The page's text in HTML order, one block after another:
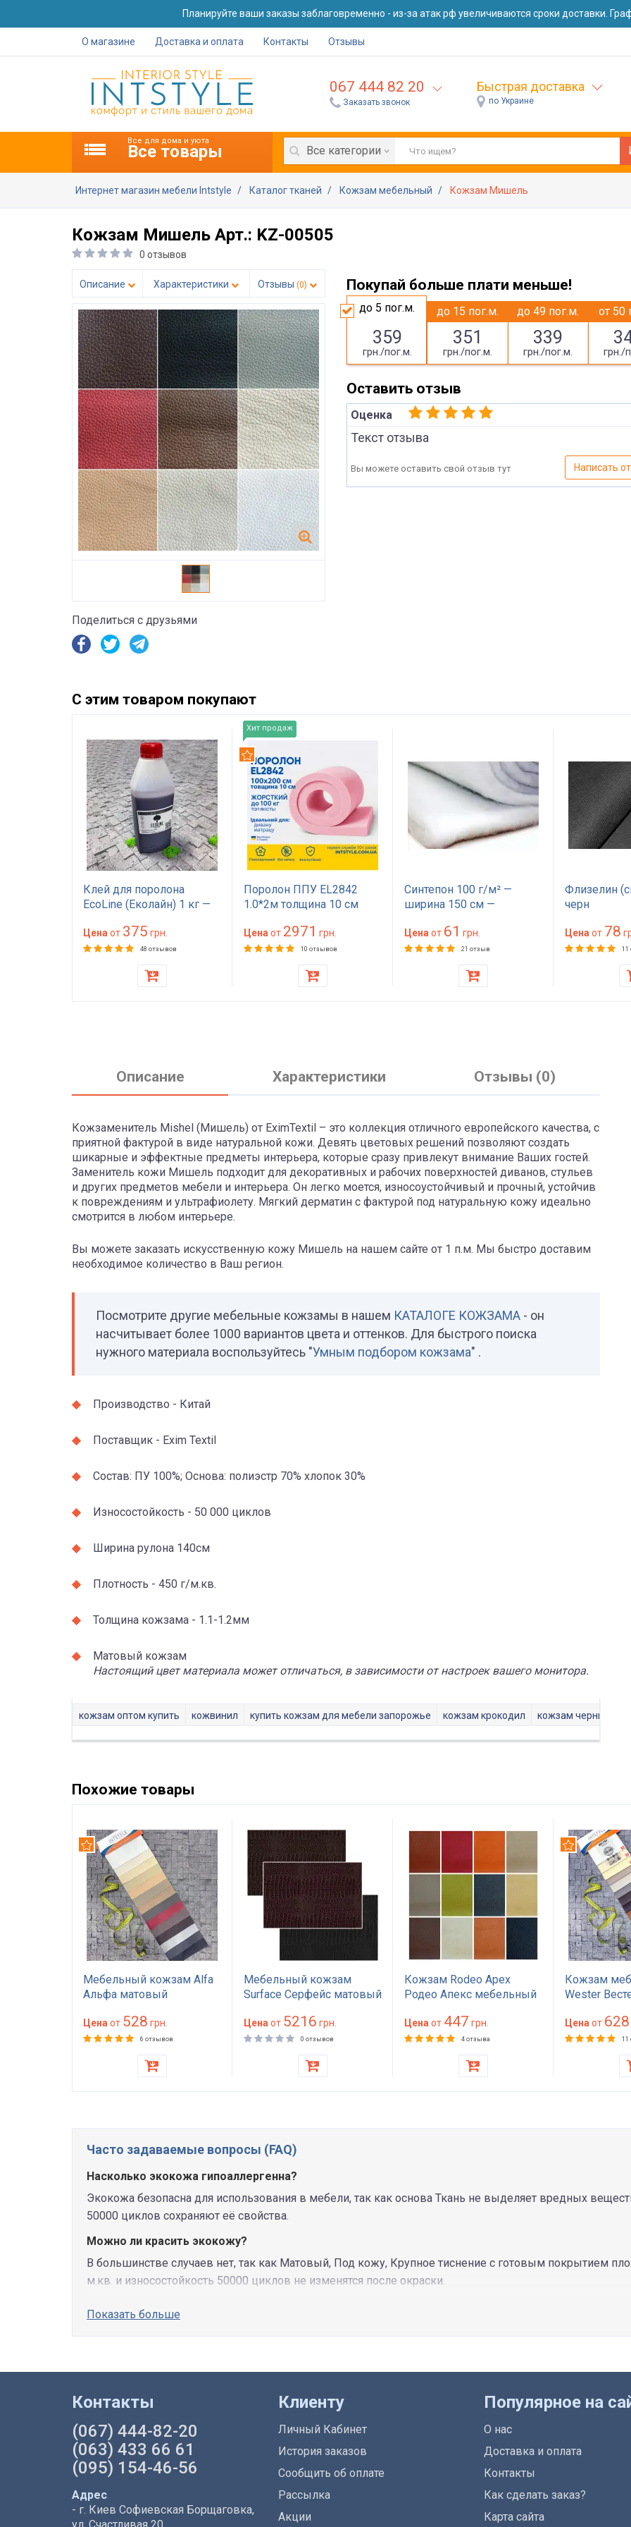
Планируйте ваши заказы заблаговременно - из-за атак рф увеличиваются сроки доставки.
О магазине Доставка и оплата Контакты Отзывы
067 444 82 20
Заказать звонок
Быстрая доставка
по Украине
Все для дома и уюта
Все товары Все категории
Интернет магазин мебели Intstyle Каталог тканей Кожзам мебельный Кожзам Мишель
Кожзам Мишель Арт.: KZ-00505
0 отзывов
Описание Характеристики Отзывы (0)
Поделиться с друзьями
Покупай больше плати меньше!
до 5 пог.м.
359
грн./пог.м.
до 15 пог.м.
351
грн./пог.м.
до 49 пог.м.
339
грн./пог.м.
от 50
грн./
Оставить отзыв
Оценка
Текст отзыва
Вы можете оставить свой отзыв тут Написать
С этим товаром покупают
Клей для поролона
EcoLine (Еколайн) 1 кг —
красного цвета
Цена от 375 грн.
48 отзывов
Хит продаж
Поролон ППУ EL2842
1.0*2м толщина 10 см
(1000х2000) жесткий для
матраса, топпера, дивана,
Цена от 2971 грн.
10 отзывов
Синтепон 100 г/м² —
ширина 150 см —
утепления
Цена от 61 грн.
21 отзыв
Флизелин
черн
Цена от 78
11
Описание Характеристики Отзывы (0)
Кожзаменитель Mishel (Мишель) от EximTextil – это коллекция отличного европейского качества, с
приятной фактурой в виде натуральной кожи. Девять цветовых решений позволяют создать
шикарные и эффектные предметы интерьера, которые сразу привлекут внимание Ваших гостей.
Заменитель кожи Мишель подходит для декоративных и рабочих поверхностей диванов, стульев
и других предметов мебели и интерьера. Он легко моется, износоустойчивый и прочный, устойчив
к повреждениям и ультрафиолету. Мягкий дерматин с фактурой под натуральную кожу идеально
смотрится в любом интерьере.
Вы можете заказать искусственную кожу Мишель на нашем сайте от 1 п.м. Мы быстро доставим
необходимое количество в Ваш регион.
Посмотрите другие мебельные кожзамы в нашем КАТАЛОГЕ КОЖЗАМА - он
насчитывает более 1000 вариантов цвета и оттенков. Для быстрого поиска
нужного материала воспользуйтесь "Умным подбором кожзама" .
Производство - Китай
Поставщик - Exim Textil
Состав: ПУ 100%; Основа: полиэстр 70% хлопок 30%
Износостойкость - 50 000 циклов
Ширина рулона 140см
Плотность - 450 г/м.кв.
Толщина кожзама - 1.1-1.2мм
Матовый кожзам
Настоящий цвет материала может отличаться, в зависимости от настроек вашего монитора.
кожзам оптом купить кожвинил купить кожзам для мебели запорожье кожзам крокодил кожзам черный
Похожие товары
Мебельный кожзам Alfa
Альфа матовый
циклов HoReCa для
дивана и мебели
универсальный цвет
плотность 450 г/м²
Рекомендуем
Цена от 528 грн.
6 отзывов
Мебельный кожзам
Surface Серфейс матовый
циклов для обивки
дивана стульев и мебели
Италия Italvelluti 138 см
Цена от 5216 грн.
0 отзывов
Кожзам Rodeo Apex
Родео Апекс мебельный
дивана и мебели HoReCa
износостойкий 50000
циклов матовый черный
беж коричневый 140 см
Цена от 447 грн.
4 отзыва
Кожзам
Wester
150000
для дивана
HoReCa
Рекомендуем
Цена от 628
11
Часто задаваемые вопросы (FAQ)
Насколько экокожа гипоаллергенна?
Экокожа безопасна для использования в мебели, так как основа Ткань не выделяет вредных
50000 циклов сохраняют её свойства.
Можно ли красить экокожу?
В большинстве случаев нет, так как Матовый, Под кожу, Крупное тиснение с готовым покрытием
м.кв. и износостойкость 50000 циклов не изменятся после окраски.
Показать больше
Контакты
(067) 444-82-20
(063) 433 66 61
(095) 154-46-56
Адрес
- г. Киев Софиевская Борщаговка,
Клиенту
Личный Кабинет
История заказов
Сообщить об оплате
Рассылка
Акции
Популярное на
О нас
Доставка и оплата
Контакты
Как сделать заказ?
Карта сайта